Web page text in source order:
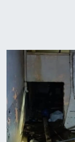
Yazarlar